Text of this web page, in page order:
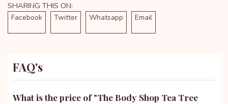
SHARING THIS ON:
Facebook Twitter Whatsapp Email
FAQ's
What is the price of "The Body Shop Tea Tree